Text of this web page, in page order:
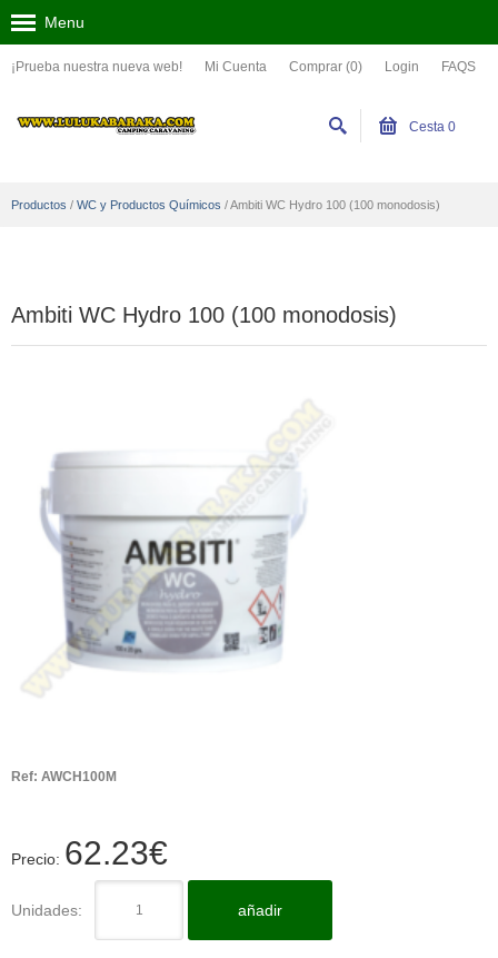
¡Prueba nuestra nueva web! Mi Cuenta Comprar (0) Login FAQS
Menu
Cesta 0
Productos / WC y Productos Químicos /Ambiti WC Hydro 100 (100 monodosis)
Ambiti WC Hydro 100 (100 monodosis)
Ref: AWCH100M
Precio: 62.23€
Unidades: añadir